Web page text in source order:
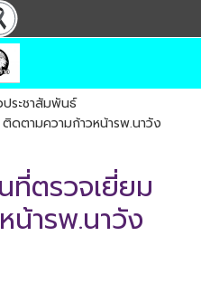
ประชาสัมพันธ์
ตามความก้าวหน้ารพ.นาวัง
ตรวจเยี่ยม
น้ารพ.นาวัง